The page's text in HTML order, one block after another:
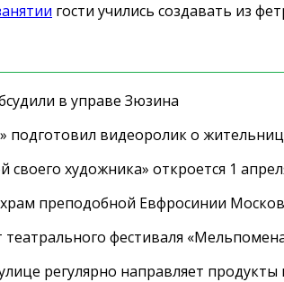
гости учились создавать из
в управе Зюзина
подготовил видеоролик о
своего художника» откроется 1
преподобной Евфросинии
театрального фестиваля
регулярно направляет